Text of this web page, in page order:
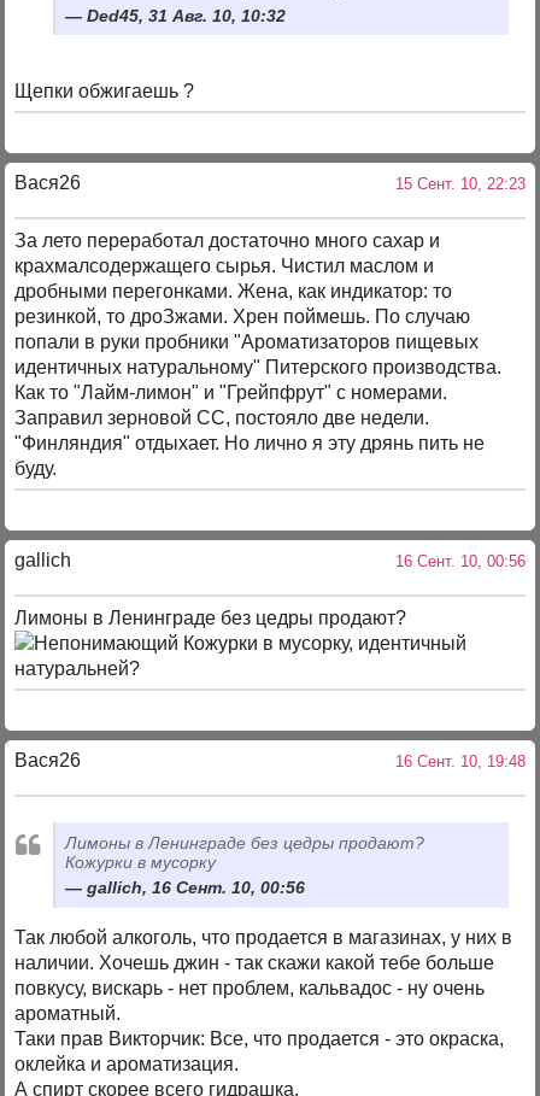
Ded45, 31 Авг. 10, 10:32
Щепки обжигаешь ?
Вася26 15 Сент. 10, 22:23
За лето переработал достаточно много сахар и
крахмалсодержащего сырья. Чистил маслом и
дробными перегонками. Жена, как индикатор: то
резинкой, то дроЗжами. Хрен поймешь. По случаю
попали в руки пробники "Ароматизаторов пищевых
идентичных натуральному" Питерского производства.
Как то "Лайм-лимон" и "Грейпфрут" с номерами.
Заправил зерновой СС, постояло две недели.
"Финляндия" отдыхает. Но лично я эту дрянь пить не
буду.
gallich 16 Сент. 10, 00:56
Лимоны в Ленинграде без цедры продают?
Кожурки в мусорку, идентичный
натуральней?
Вася26 16 Сент. 10, 19:48
Лимоны в Ленинграде без цедры продают?
Кожурки в мусорку
gallich, 16 Сент. 10, 00:56
Так любой алкоголь, что продается в магазинах, у них в
наличии. Хочешь джин - так скажи какой тебе больше
повкусу, вискарь - нет проблем, кальвадос - ну очень
ароматный.
Таки прав Викторчик: Все, что продается - это окраска,
оклейка и ароматизация.
А спирт скорее всего гидрашка.